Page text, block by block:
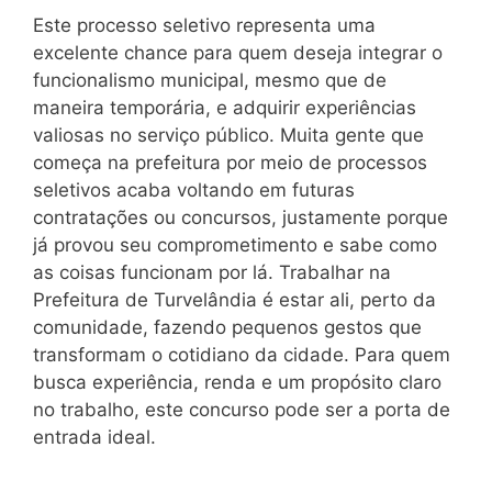
Este processo seletivo representa uma
excelente chance para quem deseja integrar o
funcionalismo municipal, mesmo que de
maneira temporária, e adquirir experiências
valiosas no serviço público. Muita gente que
começa na prefeitura por meio de processos
seletivos acaba voltando em futuras
contratações ou concursos, justamente porque
já provou seu comprometimento e sabe como
as coisas funcionam por lá. Trabalhar na
Prefeitura de Turvelândia é estar ali, perto da
comunidade, fazendo pequenos gestos que
transformam o cotidiano da cidade. Para quem
busca experiência, renda e um propósito claro
no trabalho, este concurso pode ser a porta de
entrada ideal.